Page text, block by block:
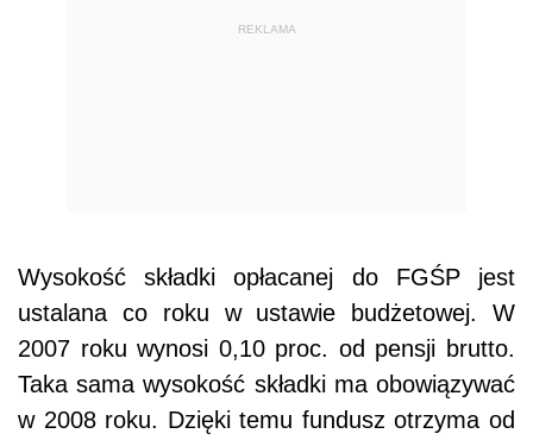
REKLAMA
Wysokość składki opłacanej do FGŚP jest
ustalana co roku w ustawie budżetowej. W
2007 roku wynosi 0,10 proc. od pensji brutto.
Taka sama wysokość składki ma obowiązywać
w 2008 roku. Dzięki temu fundusz otrzyma od